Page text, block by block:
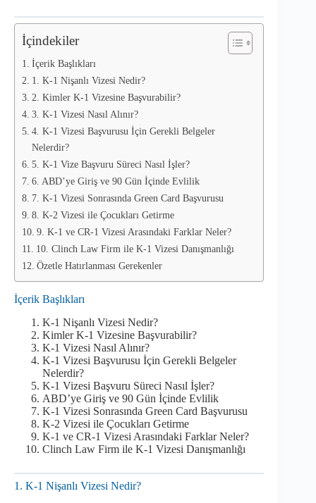
İçindekiler
İçerik Başlıkları
1. K-1 Nişanlı Vizesi Nedir?
2. Kimler K-1 Vizesine Başvurabilir?
3. K-1 Vizesi Nasıl Alınır?
4. K-1 Vizesi Başvurusu İçin Gerekli Belgeler
Nelerdir?
5. K-1 Vize Başvuru Süreci Nasıl İşler?
6. ABD’ye Giriş ve 90 Gün İçinde Evlilik
7. K-1 Vizesi Sonrasında Green Card Başvurusu
8. K-2 Vizesi ile Çocukları Getirme
9. K-1 ve CR-1 Vizesi Arasındaki Farklar Neler?
10. Clinch Law Firm ile K-1 Vizesi Danışmanlığı
Özetle Hatırlanması Gerekenler
İçerik Başlıkları
K-1 Nişanlı Vizesi Nedir?
Kimler K-1 Vizesine Başvurabilir?
K-1 Vizesi Nasıl Alınır?
K-1 Vizesi Başvurusu İçin Gerekli Belgeler
Nelerdir?
K-1 Vizesi Başvuru Süreci Nasıl İşler?
ABD’ye Giriş ve 90 Gün İçinde Evlilik
K-1 Vizesi Sonrasında Green Card Başvurusu
K-2 Vizesi ile Çocukları Getirme
K-1 ve CR-1 Vizesi Arasındaki Farklar Neler?
Clinch Law Firm ile K-1 Vizesi Danışmanlığı
1. K-1 Nişanlı Vizesi Nedir?